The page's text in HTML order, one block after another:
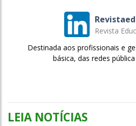
Revista
Destinada aos profissionais e
básica, das redes
LEIA NOTÍCIAS